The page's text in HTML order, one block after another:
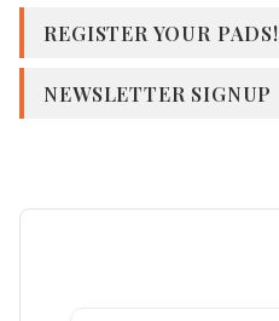
REGISTER YOUR PADS!
NEWSLETTER SIGNUP